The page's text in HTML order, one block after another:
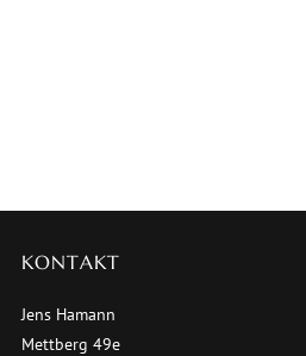
KONTAKT
Jens Hamann
Mettberg 49e